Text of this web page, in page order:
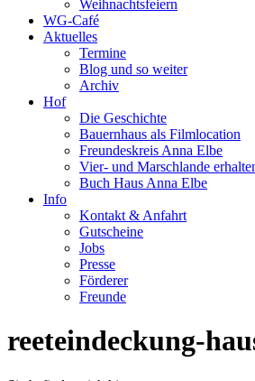
Weihnachtsfeiern
WG-Café
Aktuelles
Termine
Blog und so weiter
Archiv
Hof
Die Geschichte
Bauernhaus als Filmlocation
Freundeskreis Anna Elbe
Vier- und Marschlande
Buch Haus Anna Elbe
Info
Kontakt & Anfahrt
Gutscheine
Jobs
Presse
Förderer
Freunde
reeteindeckung-